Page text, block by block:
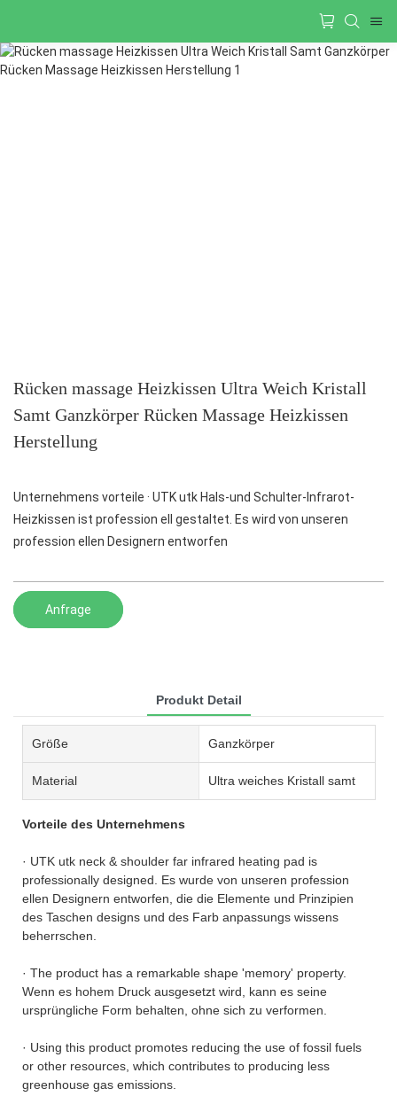
Rücken massage Heizkissen Ultra Weich Kristall
Samt Ganzkörper Rücken Massage Heizkissen
Herstellung
Unternehmens vorteile · UTK utk Hals-und Schulter-Infrarot-
Heizkissen ist profession ell gestaltet. Es wird von unseren
profession ellen Designern entworfen
Anfrage
Produkt Detail
Größe Ganzkörper
Material Ultra weiches Kristall samt
Vorteile des Unternehmens
· UTK utk neck & shoulder far infrared heating pad is
professionally designed. Es wurde von unseren profession
ellen Designern entworfen, die die Elemente und Prinzipien
des Taschen designs und des Farb anpassungs wissens
beherrschen.
· The product has a remarkable shape 'memory' property.
Wenn es hohem Druck ausgesetzt wird, kann es seine
ursprüngliche Form behalten, ohne sich zu verformen.
· Using this product promotes reducing the use of fossil fuels
or other resources, which contributes to producing less
greenhouse gas emissions.